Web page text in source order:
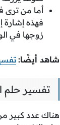
أما من ترى
فهذه إشارة
زوجها في
شاهد أيضًا:
تفسير حلم
هناك عدد كبير